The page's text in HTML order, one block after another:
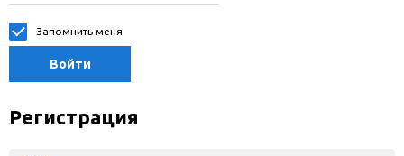
Запомнить меня
Войти
Регистрация